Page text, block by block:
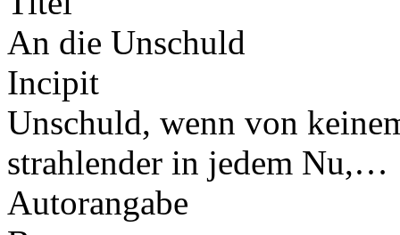
An die Unschuld
Incipit
Unschuld, wenn von
strahlender in jedem Nu,…
Autorangabe